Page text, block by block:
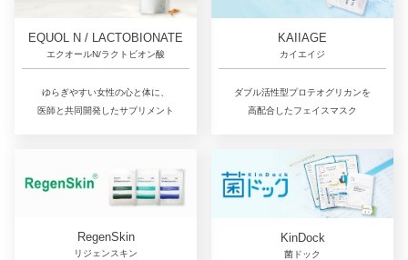
EQUOL N / LACTOBIONATE
エクオールN/ラクトビオン酸
ゆらぎやすい女性の心と体に、
医師と共同開発したサプリメント
KAIIAGE
カイエイジ
ダブル活性型プロテオグリカンを
高配合したフェイスマスク
RegenSkin
リジェンスキン
KinDock
菌ドック